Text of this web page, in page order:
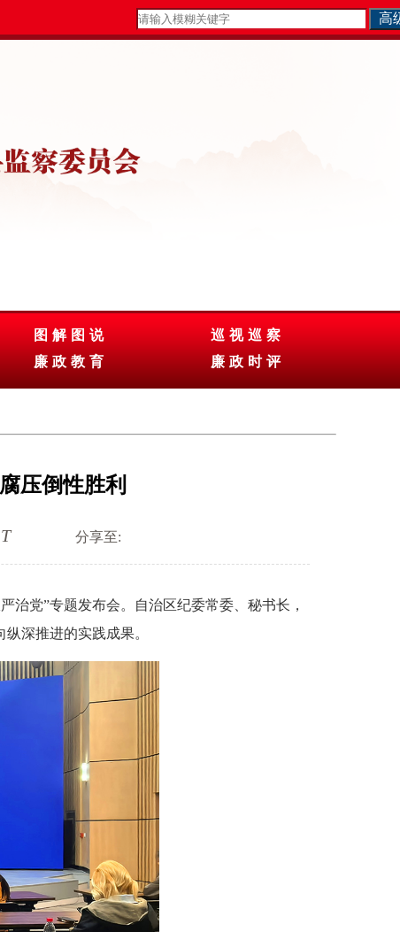
图解图说
廉政教育
巡视巡察
廉政时评
压倒性胜利
T 分享至:
党”专题发布会。自治区纪委常委、秘书长，
深推进的实践成果。